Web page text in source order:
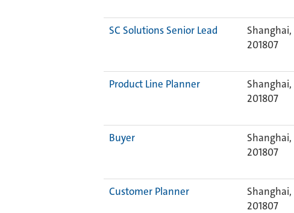
SC Solutions Senior Lead
Shanghai,
201807
Product Line Planner
Shanghai,
201807
Buyer
Shanghai,
201807
Customer Planner
Shanghai,
201807